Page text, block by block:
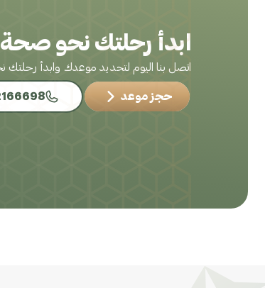
ابدأ رحلتك نحو
اتصل بنا اليوم لتحديد موعدك وابدأ
حجز موعد